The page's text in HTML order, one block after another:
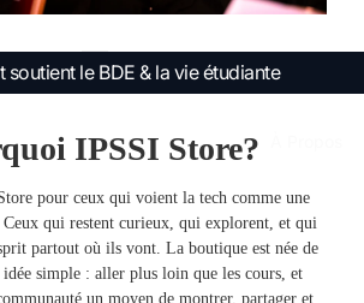
soutient le BDE & la vie étudiante
IPSSI Store?
pour ceux qui voient la tech comme une
Ceux qui restent curieux, qui explorent, et qui
partout où ils vont. La boutique est née de
idée simple : aller plus loin que les cours, et
un moyen de montrer, partager et